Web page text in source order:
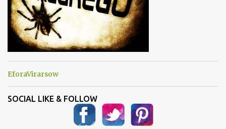
EforaVirarsow
SOCIAL LIKE & FOLLOW